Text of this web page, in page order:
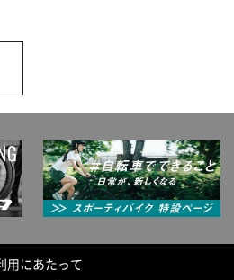
用にあたって